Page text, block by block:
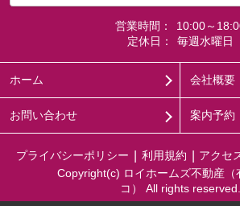
営業時間：
10:00～
定休日：
毎週水曜日
ホーム 会社概要
お問い合わせ 案内予約
プライバシーポリシー 利用規約 アクセ
Copyright(c) ロイホームズ不動産（
コ） All rights reserved.